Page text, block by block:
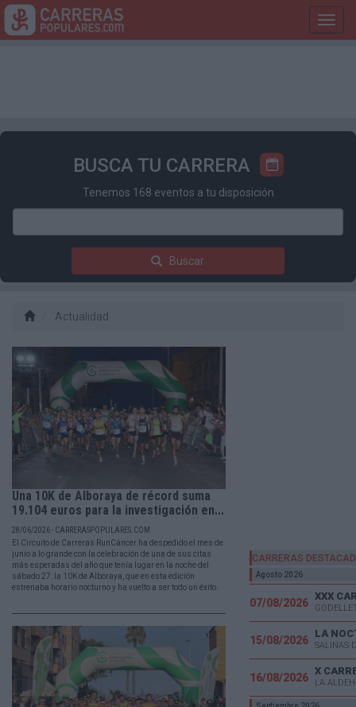
BUSCA TU CARRERA
Tenemos 168 eventos a tu disposición
Buscar
Actualidad
Una 10K de Alboraya de récord suma
19.104 euros para la investigación en...
28/06/2026 - CARRERASPOPULARES.COM
El Circuito de Carreras RunCáncer ha despedido el mes de
junio a lo grande con la celebración de una de sus citas
más esperadas del año que tenía lugar en la noche del
sábado 27: la 10K de Alboraya, que en esta edición
estrenaba horario nocturno y ha vuelto a ser todo un éxito.
CARRERAS
Agosto 2026
07/08/2026
15/08/2026
LA
SALINAS
16/08/2026
X
LA